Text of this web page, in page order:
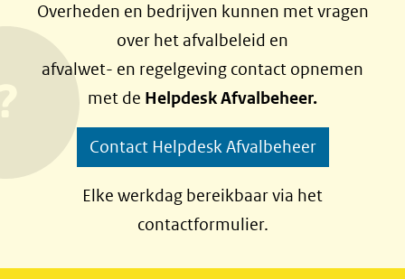
l
e
n
o
p
F
b
l
e
n
o
p
L
e
Overheden en bedrijven kunnen met vragen
over het afvalbeleid en
afvalwet- en regelgeving contact opnemen
met de Helpdesk Afvalbeheer.
Contact Helpdesk Afvalbeheer
Elke werkdag bereikbaar via het
contactformulier.